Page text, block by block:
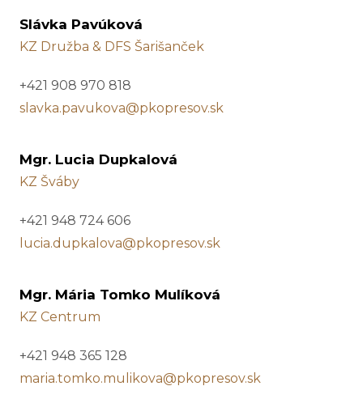
Slávka Pavúková
KZ Družba & DFS Šarišanček
+421 908 970 818
slavka.pavukova@pkopresov.sk
Mgr. Lucia Dupkalová
KZ Šváby
+421 948 724 606
lucia.dupkalova@pkopresov.sk
Mgr. Mária Tomko Mulíková
KZ Centrum
+421 948 365 128
maria.tomko.mulikova@pkopresov.sk